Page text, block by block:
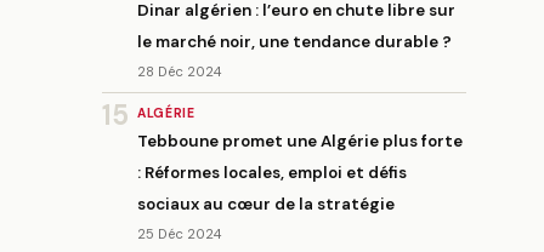
Dinar algérien : l’euro en chute libre sur
le marché noir, une tendance durable ?
28 Déc 2024
15 ALGÉRIE
Tebboune promet une Algérie plus forte
: Réformes locales, emploi et défis
sociaux au cœur de la stratégie
25 Déc 2024